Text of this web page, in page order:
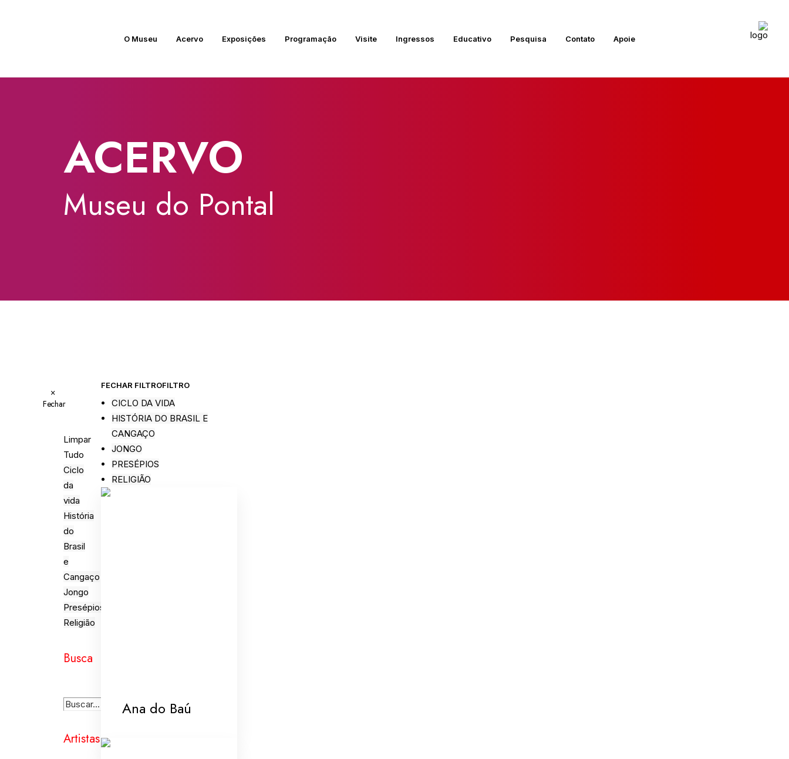
O Museu Acervo Exposições Programação Visite Ingressos Educativo Pesquisa Contato Apoie
ACERVO
Museu do Pontal
×
Fechar
Limpar
Tudo
Ciclo
da
vida
História
do
Brasil
e
Cangaço
Jongo
Presépios
Religião
Busca
Artistas
FECHAR FILTROFILTRO
CICLO DA VIDA
HISTÓRIA DO BRASIL E
CANGAÇO
JONGO
PRESÉPIOS
RELIGIÃO
Ana do Baú